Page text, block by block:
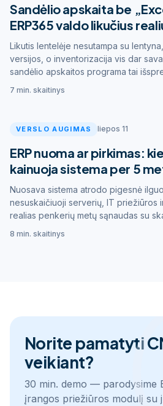
Sandėlio apskaita be
ERP365 valdo likučius
Likutis lentelėje nesutampa su
versijos, o inventorizacija vis dar
sandėlio apskaitos programa tai
7 min. skaitinys
VERSLO AUGIMAS liepos 11
ERP nuoma ar pirkimas:
kainuoja sistema per 5
Nuosava sistema atrodo pigesnė
nesuskaičiuoji serverių, IT priežiūros
realias penkerių metų sąnaudas su
8 min. skaitinys
Norite pamatyti
veikiant?
30 min. demo — parodysime
įrangos priežiūros modulį su